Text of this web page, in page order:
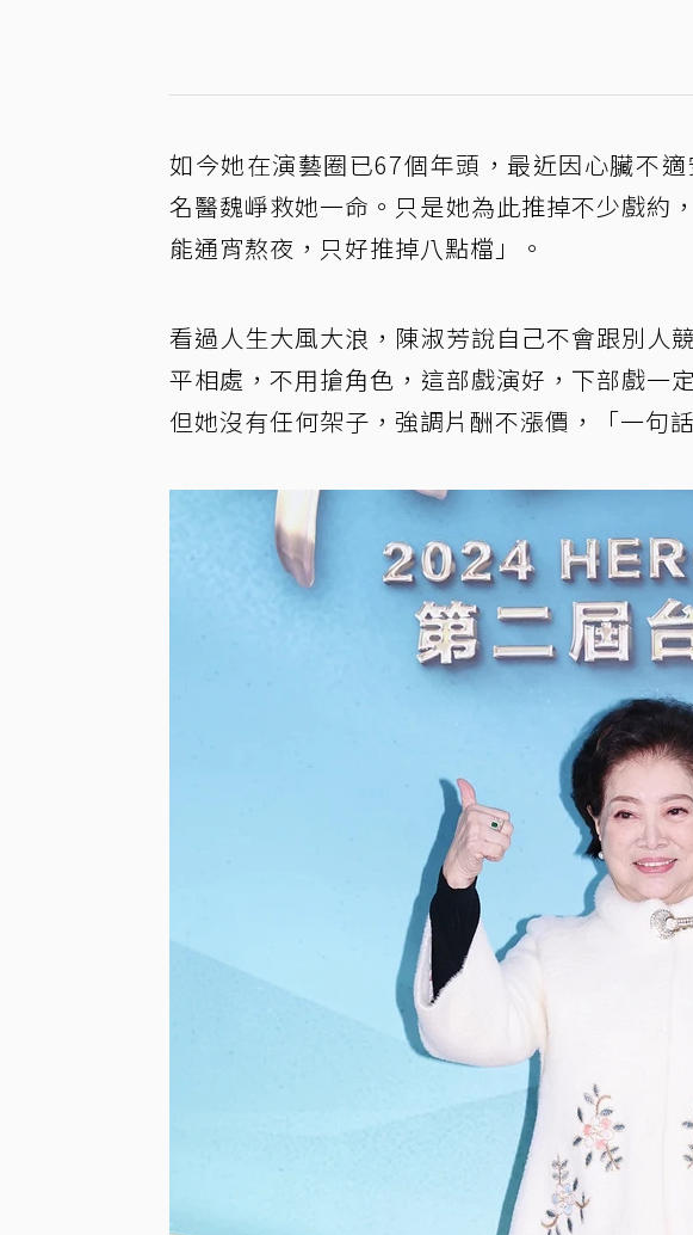
如今她在演藝圈已67個年頭，最近因心臟不
名醫魏崢救她一命。只是她為此推掉不少戲約
能通宵熬夜，只好推掉八點檔」。
看過人生大風大浪，陳淑芳說自己不會跟別人
平相處，不用搶角色，這部戲演好，下部戲一
但她沒有任何架子，強調片酬不漲價，「一句